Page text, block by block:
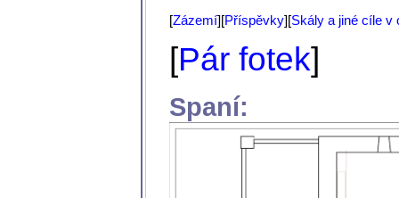
[Zázemí][Přís­pěvky][Skály a jiné cíle v
[Pár fotek]
Spaní: